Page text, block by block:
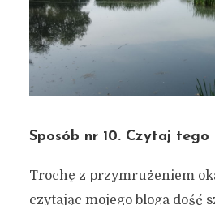
Sposób nr 10. Czytaj tego
Trochę z przymrużeniem
czytając mojego bloga dość